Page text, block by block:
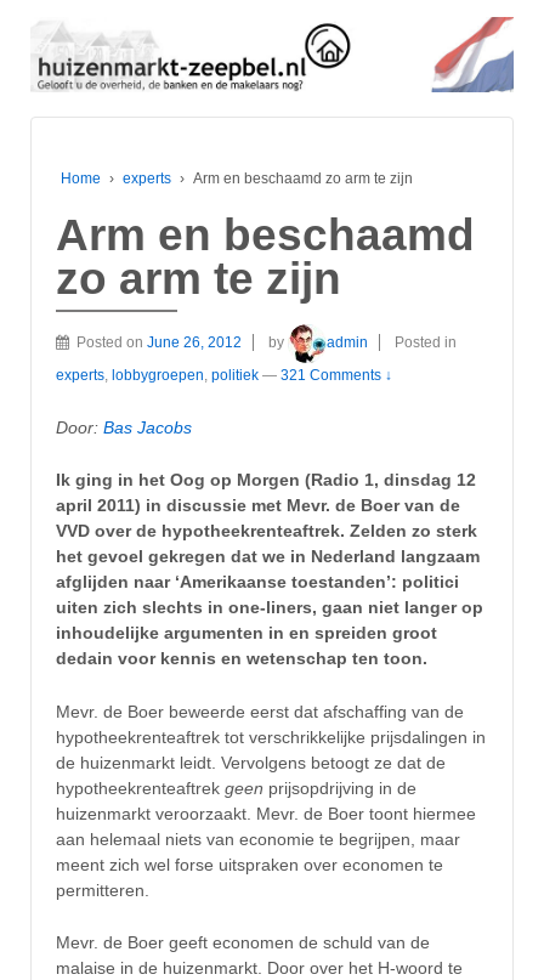
Home › experts › Arm en beschaamd zo arm te zijn
Arm en beschaamd
zo arm te zijn
Posted on June 26, 2012 by admin
Posted in
experts lobbygroepen politiek — 321 Comments ↓
Door: Bas Jacobs
Ik ging in het Oog op Morgen (Radio 1, dinsdag 12
april 2011) in discussie met Mevr. de Boer van de
VVD over de hypotheekrenteaftrek. Zelden zo sterk
het gevoel gekregen dat we in Nederland langzaam
afglijden naar ‘Amerikaanse toestanden’: politici
uiten zich slechts in one-liners, gaan niet langer op
inhoudelijke argumenten in en spreiden groot
dedain voor kennis en wetenschap ten toon.
Mevr. de Boer beweerde eerst dat afschaffing van de
hypotheekrenteaftrek tot verschrikkelijke prijsdalingen in
de huizenmarkt leidt. Vervolgens betoogt ze dat de
hypotheekrenteaftrek geen prijsopdrijving in de
huizenmarkt veroorzaakt. Mevr. de Boer toont hiermee
aan helemaal niets van economie te begrijpen, maar
meent zich wel forse uitspraken over economen te
permitteren.
Mevr. de Boer geeft economen de schuld van de
malaise in de huizenmarkt. Door over het H-woord te